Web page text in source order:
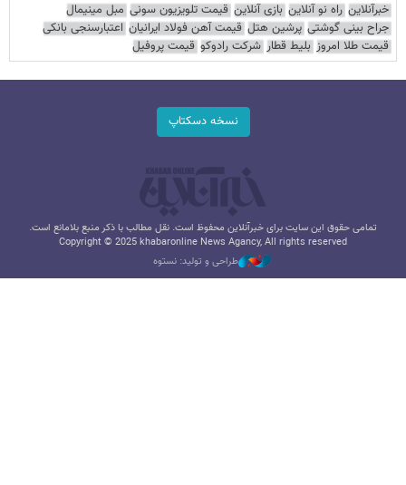
خبرآنلاین راه نو آنلاین بازی آنلاین قیمت تلویزیون سونی مبل مینیمال
جراح بینی گوشتی پرشین هتل قیمت آهن فولاد ایرانیان اعتبارسنجی بانکی
قیمت طلا امروز بلیط قطار شرکت رادوکو قیمت پروفیل
نسخه دسکتاپ
تمامی حقوق این سایت برای خبرآنلاین محفوظ است. نقل مطالب با ذکر منبع بلامانع است.
Copyright © 2025 khabaronline News Agancy, All rights reserved
طراحی و تولید: نستوه